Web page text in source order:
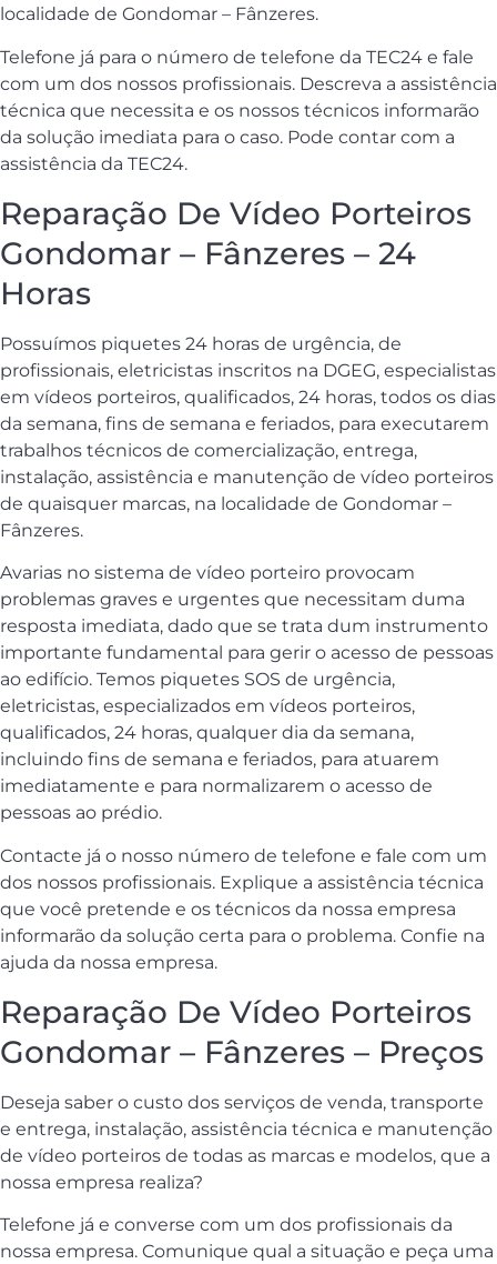
localidade de Gondomar – Fânzeres.
Telefone já para o número de telefone da TEC24 e fale
com um dos nossos profissionais. Descreva a assistência
técnica que necessita e os nossos técnicos informarão
da solução imediata para o caso. Pode contar com a
assistência da TEC24.
Reparação De Vídeo Porteiros
Gondomar – Fânzeres – 24
Horas
Possuímos piquetes 24 horas de urgência, de
profissionais, eletricistas inscritos na DGEG, especialistas
em vídeos porteiros, qualificados, 24 horas, todos os dias
da semana, fins de semana e feriados, para executarem
trabalhos técnicos de comercialização, entrega,
instalação, assistência e manutenção de vídeo porteiros
de quaisquer marcas, na localidade de Gondomar –
Fânzeres.
Avarias no sistema de vídeo porteiro provocam
problemas graves e urgentes que necessitam duma
resposta imediata, dado que se trata dum instrumento
importante fundamental para gerir o acesso de pessoas
ao edifício. Temos piquetes SOS de urgência,
eletricistas, especializados em vídeos porteiros,
qualificados, 24 horas, qualquer dia da semana,
incluindo fins de semana e feriados, para atuarem
imediatamente e para normalizarem o acesso de
pessoas ao prédio.
Contacte já o nosso número de telefone e fale com um
dos nossos profissionais. Explique a assistência técnica
que você pretende e os técnicos da nossa empresa
informarão da solução certa para o problema. Confie na
ajuda da nossa empresa.
Reparação De Vídeo Porteiros
Gondomar – Fânzeres – Preços
Deseja saber o custo dos serviços de venda, transporte
e entrega, instalação, assistência técnica e manutenção
de vídeo porteiros de todas as marcas e modelos, que a
nossa empresa realiza?
Telefone já e converse com um dos profissionais da
nossa empresa. Comunique qual a situação e peça uma